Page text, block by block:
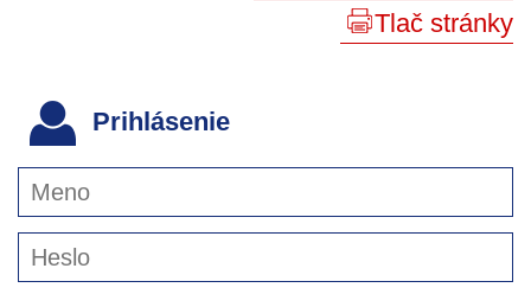
Tlač stránky
Prihlásenie